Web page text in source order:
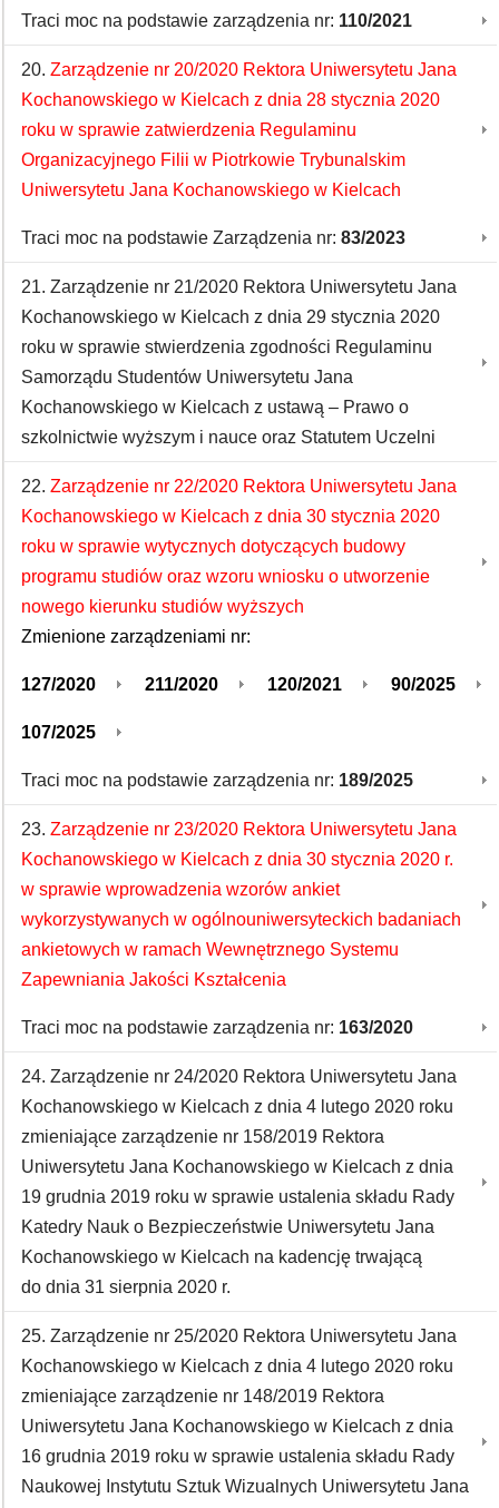
Traci moc na podstawie zarządzenia nr: 110/2021
20. Zarządzenie nr 20/2020 Rektora Uniwersytetu Jana
Kochanowskiego w Kielcach z dnia 28 stycznia 2020
roku w sprawie zatwierdzenia Regulaminu
Organizacyjnego Filii w Piotrkowie Trybunalskim
Uniwersytetu Jana Kochanowskiego w Kielcach
Traci moc na podstawie Zarządzenia nr: 83/2023
21. Zarządzenie nr 21/2020 Rektora Uniwersytetu Jana
Kochanowskiego w Kielcach z dnia 29 stycznia 2020
roku w sprawie stwierdzenia zgodności Regulaminu
Samorządu Studentów Uniwersytetu Jana
Kochanowskiego w Kielcach z ustawą – Prawo o
szkolnictwie wyższym i nauce oraz Statutem Uczelni
22. Zarządzenie nr 22/2020 Rektora Uniwersytetu Jana
Kochanowskiego w Kielcach z dnia 30 stycznia 2020
roku w sprawie wytycznych dotyczących budowy
programu studiów oraz wzoru wniosku o utworzenie
nowego kierunku studiów wyższych
Zmienione zarządzeniami nr:
127/2020 211/2020 120/2021 90/2025
107/2025
Traci moc na podstawie zarządzenia nr: 189/2025
23. Zarządzenie nr 23/2020 Rektora Uniwersytetu Jana
Kochanowskiego w Kielcach z dnia 30 stycznia 2020 r.
w sprawie wprowadzenia wzorów ankiet
wykorzystywanych w ogólnouniwersyteckich badaniach
ankietowych w ramach Wewnętrznego Systemu
Zapewniania Jakości Kształcenia
Traci moc na podstawie zarządzenia nr: 163/2020
24. Zarządzenie nr 24/2020 Rektora Uniwersytetu Jana
Kochanowskiego w Kielcach z dnia 4 lutego 2020 roku
zmieniające zarządzenie nr 158/2019 Rektora
Uniwersytetu Jana Kochanowskiego w Kielcach z dnia
19 grudnia 2019 roku w sprawie ustalenia składu Rady
Katedry Nauk o Bezpieczeństwie Uniwersytetu Jana
Kochanowskiego w Kielcach na kadencję trwającą
do dnia 31 sierpnia 2020 r.
25. Zarządzenie nr 25/2020 Rektora Uniwersytetu Jana
Kochanowskiego w Kielcach z dnia 4 lutego 2020 roku
zmieniające zarządzenie nr 148/2019 Rektora
Uniwersytetu Jana Kochanowskiego w Kielcach z dnia
16 grudnia 2019 roku w sprawie ustalenia składu Rady
Naukowej Instytutu Sztuk Wizualnych Uniwersytetu Jana